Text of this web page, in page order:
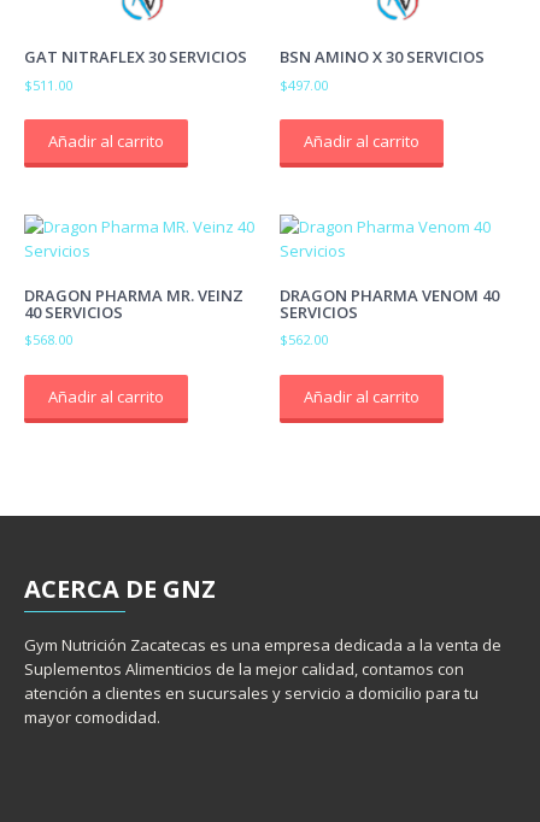
GAT NITRAFLEX 30 SERVICIOS
$511.00
Añadir al carrito
BSN AMINO X 30 SERVICIOS
$497.00
Añadir al carrito
DRAGON PHARMA MR. VEINZ
40 SERVICIOS
$568.00
Añadir al carrito
DRAGON PHARMA VENOM 40
SERVICIOS
$562.00
Añadir al carrito
ACERCA DE GNZ
Gym Nutrición Zacatecas es una empresa dedicada a la venta de
Suplementos Alimenticios de la mejor calidad, contamos con
atención a clientes en sucursales y servicio a domicilio para tu
mayor comodidad.